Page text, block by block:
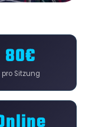
80€
pro Sitzung